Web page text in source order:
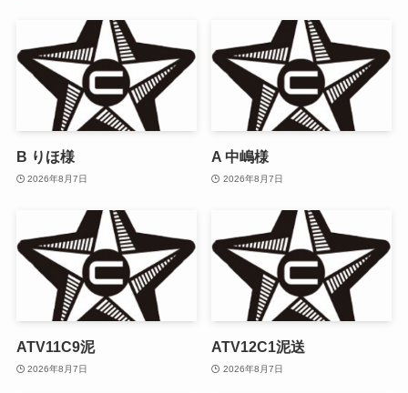
B りほ様
2026年8月7日
A 中嶋様
2026年8月7日
ATV11C9泥
2026年8月7日
ATV12C1泥送
2026年8月7日